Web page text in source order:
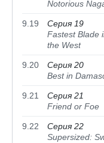
Notorious
9.19
Серия 19
Fastest Blade
the West
9.20
Серия 20
Best in
9.21
Серия 21
Friend or Foe
9.22
Серия 22
Supersized: